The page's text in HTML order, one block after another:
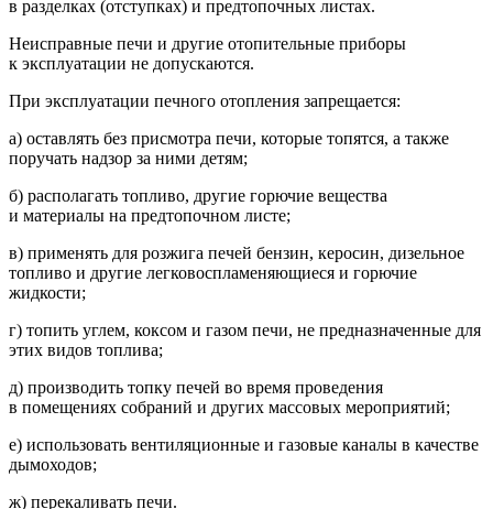
в разделках (отступках) и предтопочных листах.
Неисправные печи и другие отопительные приборы
к эксплуатации не допускаются.
При эксплуатации печного отопления запрещается:
а) оставлять без присмотра печи, которые топятся, а также
поручать надзор за ними детям;
б) располагать топливо, другие горючие вещества
и материалы на предтопочном листе;
в) применять для розжига печей бензин, керосин, дизельное
топливо и другие легковоспламеняющиеся и горючие
жидкости;
г) топить углем, коксом и газом печи, не предназначенные для
этих видов топлива;
д) производить топку печей во время проведения
в помещениях собраний и других массовых мероприятий;
е) использовать вентиляционные и газовые каналы в качестве
дымоходов;
ж) перекаливать печи.